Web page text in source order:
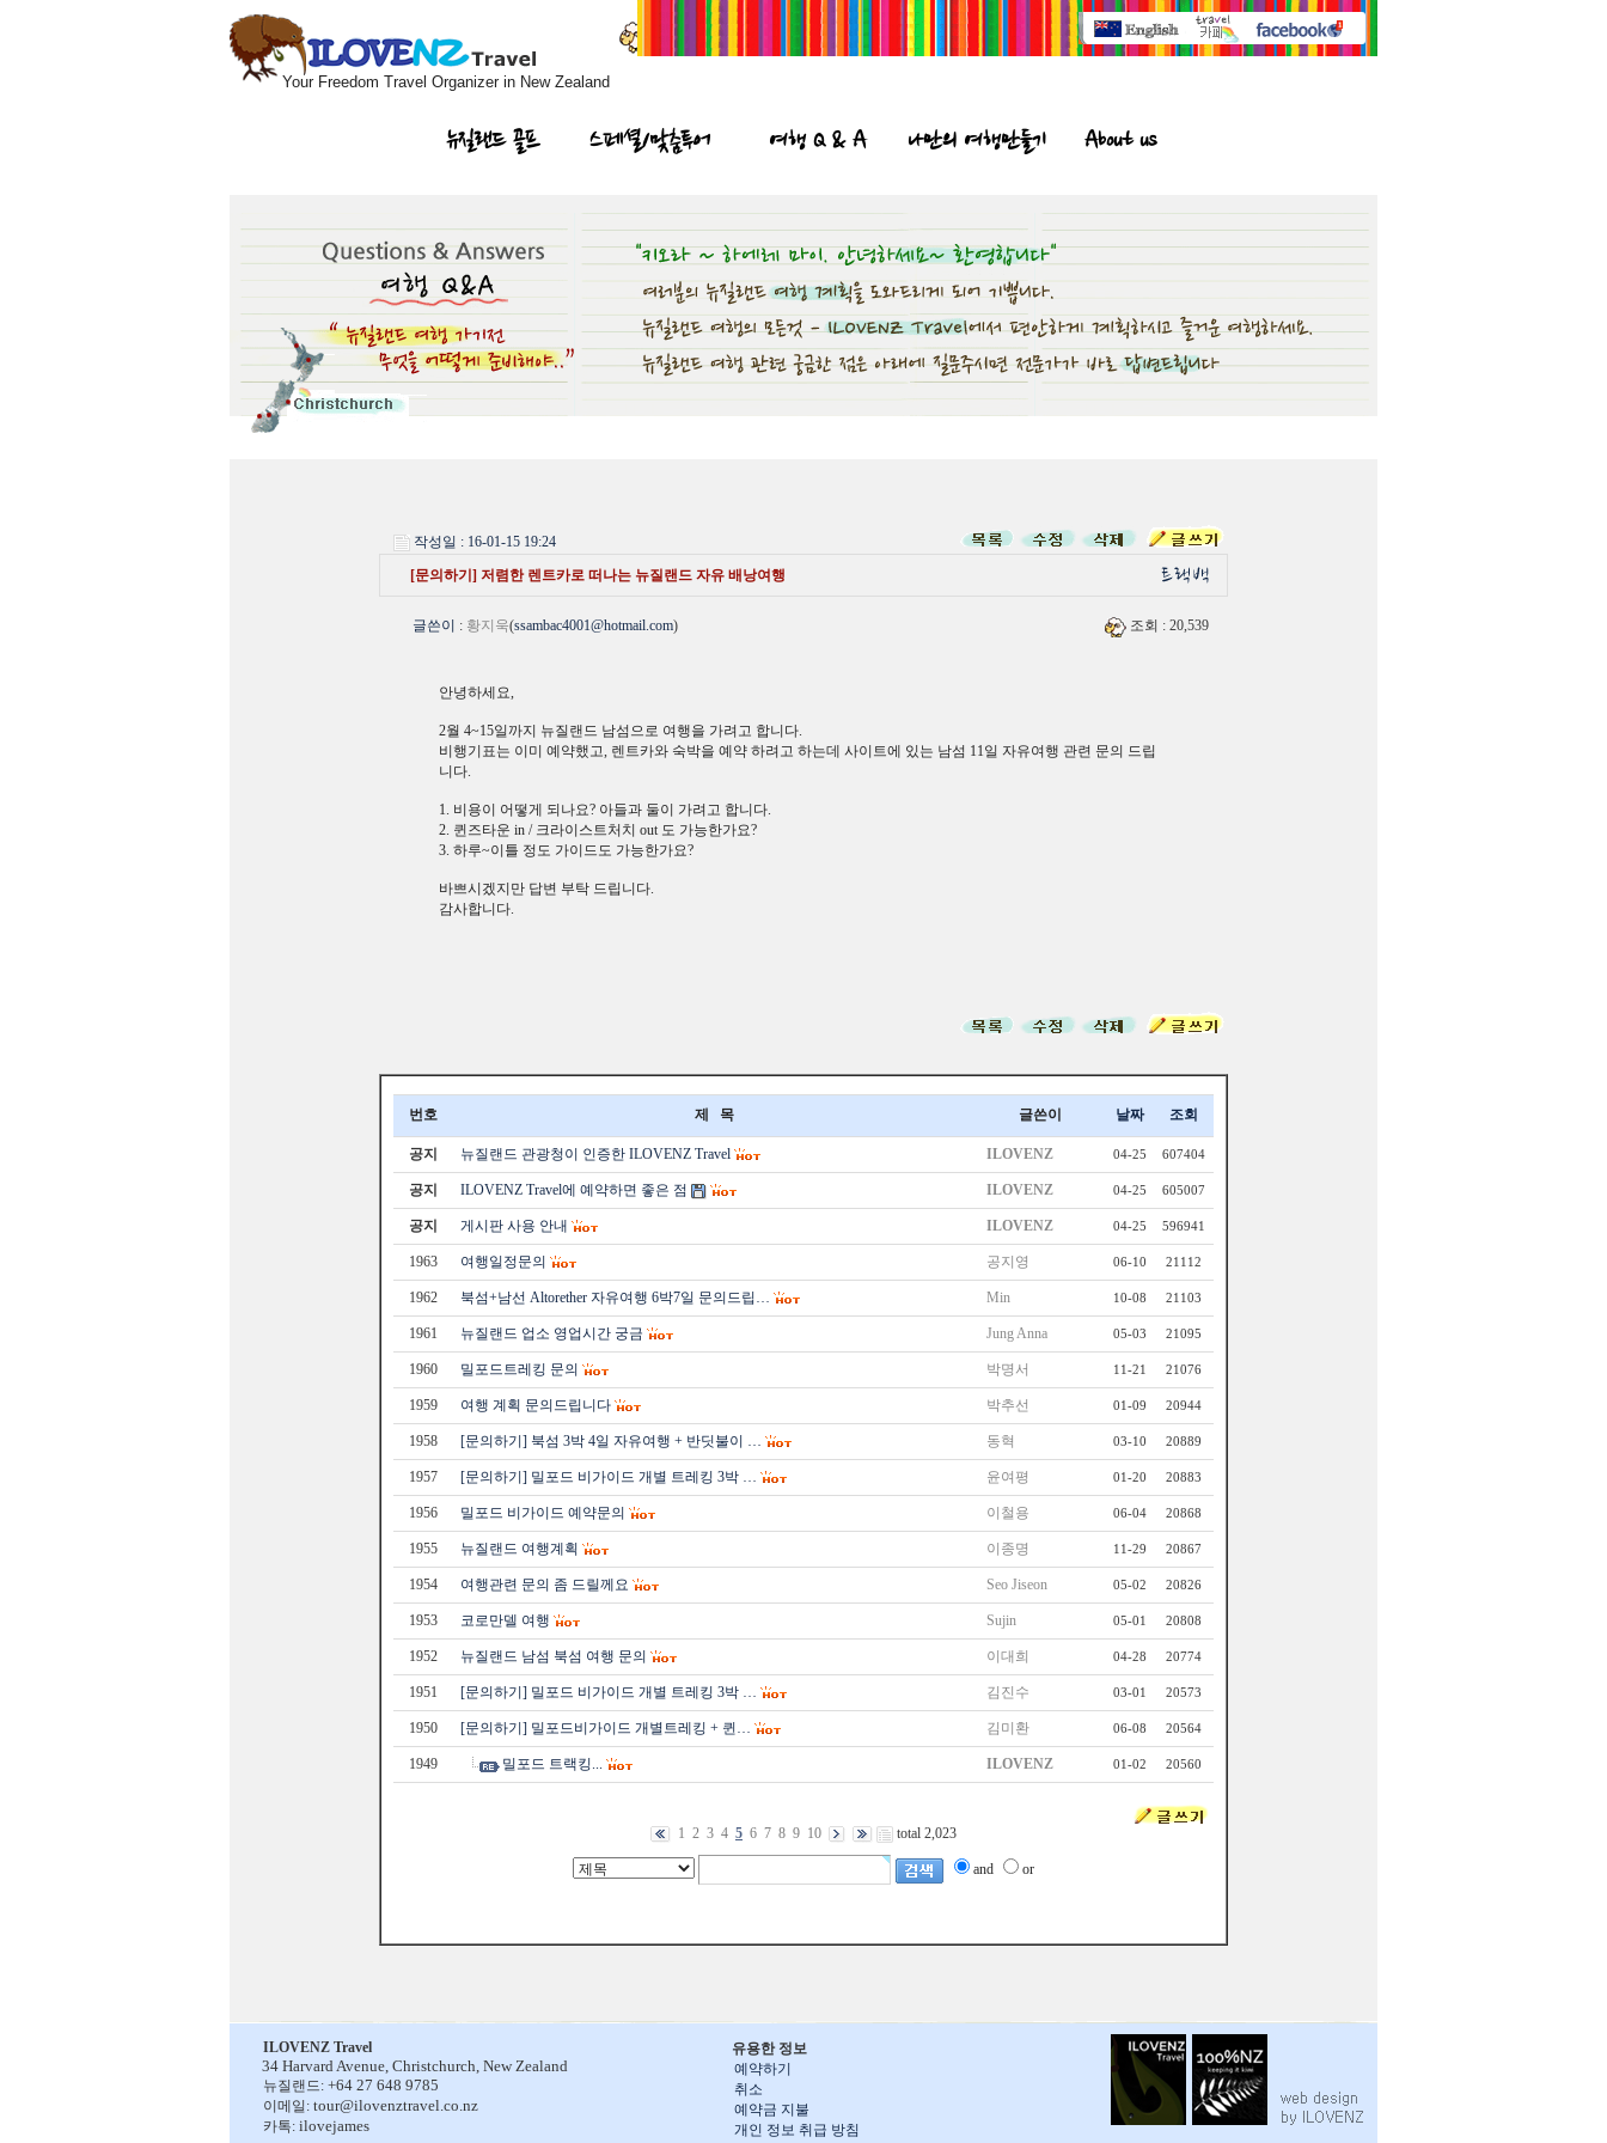
Your Freedom Travel Organizer in New Zealand
뉴질랜드 골프 스페셜/맞춤투어 여행 Q & A 나만의 여행만들기 About us
작성일 : 16-01-15 19:24
[문의하기] 저렴한 렌트카로 떠나는 뉴질랜드 자유 배낭여행
글쓴이 : 황지욱(ssambac4001@hotmail.com) 조회 : 20,539
안녕하세요,
2월 4~15일까지 뉴질랜드 남섬으로 여행을 가려고 합니다.
비행기표는 이미 예약했고, 렌트카와 숙박을 예약 하려고 하는데 사이트에 있는 남섬 11일 자유여행 관련 문의 드립
니다.
1. 비용이 어떻게 되나요? 아들과 둘이 가려고 합니다.
2. 퀸즈타운 in / 크라이스트처치 out 도 가능한가요?
3. 하루~이틀 정도 가이드도 가능한가요?
바쁘시겠지만 답변 부탁 드립니다.
감사합니다.
번호 제 목 글쓴이 날짜 조회
공지 뉴질랜드 관광청이 인증한 ILOVENZ Travel ILOVENZ 04-25 607404
공지 ILOVENZ Travel에 예약하면 좋은 점 ILOVENZ 04-25 605007
공지 게시판 사용 안내 ILOVENZ 04-25 596941
1963 여행일정문의 공지영 06-10 21112
1962 북섬+남선 Altorether 자유여행 6박7일 문의드립… Min 10-08 21103
1961 뉴질랜드 업소 영업시간 궁금 Jung Anna 05-03 21095
1960 밀포드트레킹 문의 박명서 11-21 21076
1959 여행 계획 문의드립니다 박추선 01-09 20944
1958 [문의하기] 북섬 3박 4일 자유여행 + 반딧불이 … 동혁 03-10 20889
1957 [문의하기] 밀포드 비가이드 개별 트레킹 3박 … 윤여평 01-20 20883
1956 밀포드 비가이드 예약문의 이철용 06-04 20868
1955 뉴질랜드 여행계획 이종명 11-29 20867
1954 여행관련 문의 좀 드릴께요 Seo Jiseon 05-02 20826
1953 코로만델 여행 Sujin 05-01 20808
1952 뉴질랜드 남섬 북섬 여행 문의 이대희 04-28 20774
1951 [문의하기] 밀포드 비가이드 개별 트레킹 3박 … 김진수 03-01 20573
1950 [문의하기] 밀포드비가이드 개별트레킹 + 퀸… 김미환 06-08 20564
1949 밀포드 트랙킹... ILOVENZ 01-02 20560
1 2 3 4 5 6 7 8 9 10 total 2,023
and or
유용한 정보
예약하기
취소
예약금 지불
개인 정보 취급 방침
ILOVENZ Travel
34 Harvard Avenue, Christchurch, New Zealand
뉴질랜드: +64 27 648 9785
이메일: tour@ilovenztravel.co.nz
카톡: ilovejames